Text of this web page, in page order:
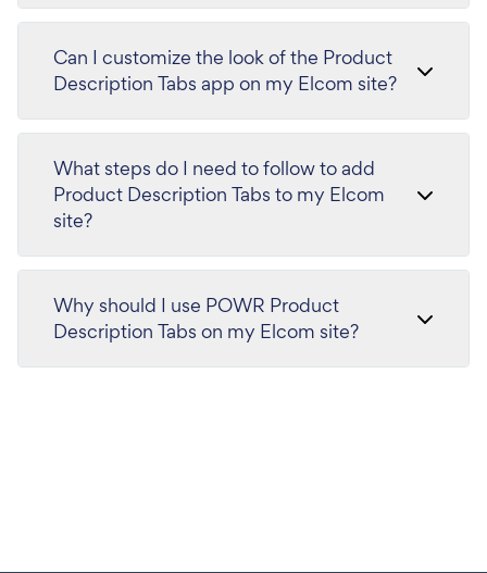
Can I customize the look of the Product
Description Tabs app on my Elcom site?
What steps do I need to follow to add
Product Description Tabs to my Elcom
site?
Why should I use POWR Product
Description Tabs on my Elcom site?